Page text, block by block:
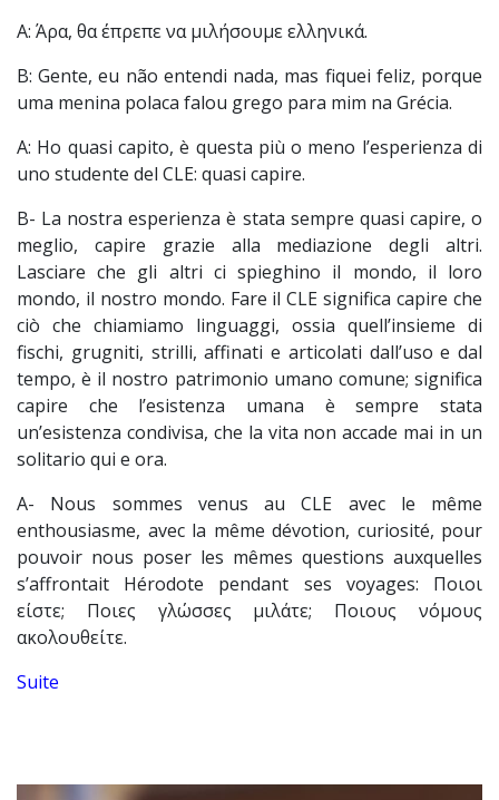
A: Άρα, θα έπρεπε να μιλήσουμε ελληνικά.
B: Gente, eu não entendi nada, mas fiquei feliz, porque
uma menina polaca falou grego para mim na Grécia.
A: Ho quasi capito, è questa più o meno l’esperienza di
uno studente del CLE: quasi capire.
B- La nostra esperienza è stata sempre quasi capire, o
meglio, capire grazie alla mediazione degli altri.
Lasciare che gli altri ci spieghino il mondo, il loro
mondo, il nostro mondo. Fare il CLE significa capire che
ciò che chiamiamo linguaggi, ossia quell’insieme di
fischi, grugniti, strilli, affinati e articolati dall’uso e dal
tempo, è il nostro patrimonio umano comune; significa
capire che l’esistenza umana è sempre stata
un’esistenza condivisa, che la vita non accade mai in un
solitario qui e ora.
Α- Nous sommes venus au CLE avec le même
enthousiasme, avec la même dévotion, curiosité, pour
pouvoir nous poser les mêmes questions auxquelles
s’affrontait Hérodote pendant ses voyages: Ποιοι
είστε; Ποιες γλώσσες μιλάτε; Ποιους νόμους
ακολουθείτε.
Suite